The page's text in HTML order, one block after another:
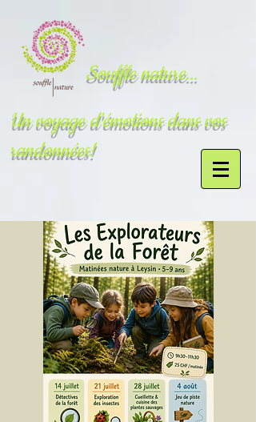
Souffle nature...
Un voyage d'émotions dans vos
randonnées!